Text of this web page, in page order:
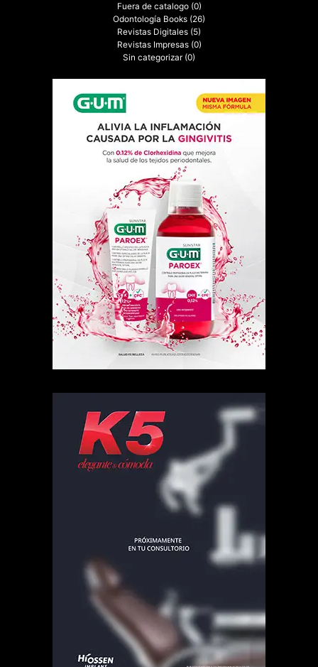
Fuera de catalogo (0)
Odontología Books (26)
Revistas Digitales (5)
Revistas Impresas (0)
Sin categorizar (0)